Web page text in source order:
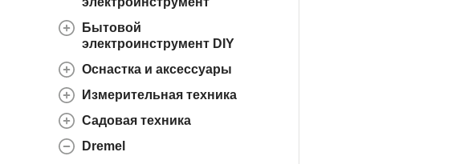
Бытовой
электроинструмент DIY
Оснастка и аксессуары
Измерительная техника
Садовая техника
Dremel